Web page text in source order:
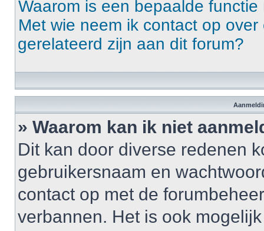
Waarom is een bepaalde
Met wie neem ik contact op
gerelateerd zijn aan dit forum?
» Waarom kan ik niet
Dit kan door diverse redenen
gebruikersnaam en
contact op met de
verbannen. Het is ook